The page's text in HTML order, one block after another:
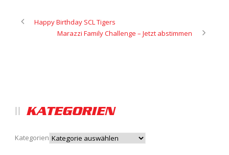
Happy Birthday SCL Tigers
Marazzi Family Challenge – Jetzt abstimmen
KATEGORIEN
Kategorien